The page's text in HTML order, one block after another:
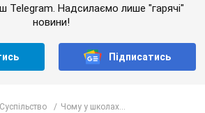
Telegram. Надсилаємо лише "гарячі"
новини!
Підписатись
Чому у школах...